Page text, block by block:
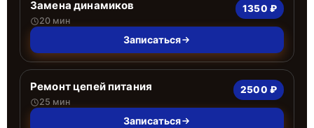
Замена динамиков
20 мин
1350 ₽
Записаться
Ремонт цепей питания
25 мин
2500 ₽
Записаться